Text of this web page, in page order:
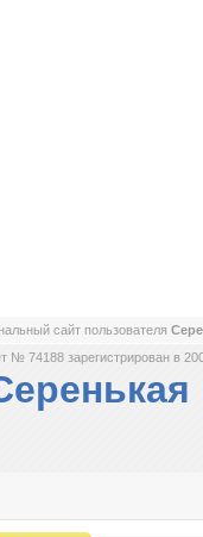
сайт пользователя
№ 74188 зарегистрирован в